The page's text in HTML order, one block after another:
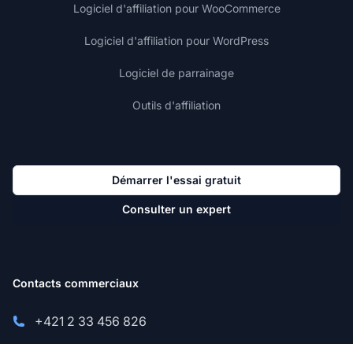
Logiciel d'affiliation pour WooCommerce
Logiciel d'affiliation pour WordPress
Logiciel de parrainage
Outils d'affiliation
Démarrer l'essai gratuit
Consulter un expert
Contacts commerciaux
+421 2 33 456 826